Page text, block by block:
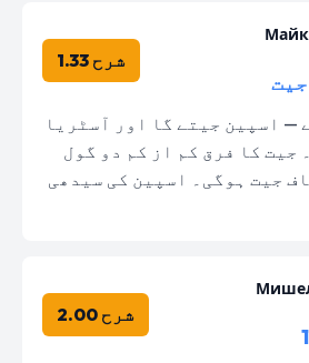
شرح 1.33
— اسپین جیتے گا اور آسٹریا
جیت کا فرق کم از کم دو گول
جیت ہوگی۔ اسپین کی سیدھی
شرح 2.00